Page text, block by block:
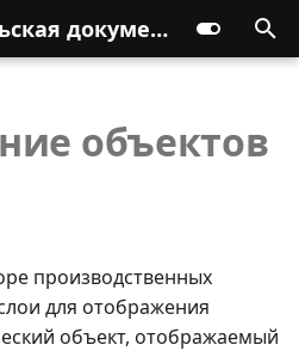
Пользовательская документация
объектов
производственных
для отображения
объект, отображаемый